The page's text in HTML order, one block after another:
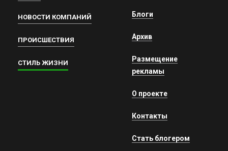
НОВОСТИ КОМПАНИЙ
ПРОИСШЕСТВИЯ
СТИЛЬ ЖИЗНИ
Блоги
Архив
Размещение
рекламы
О проекте
Контакты
Стать блогером